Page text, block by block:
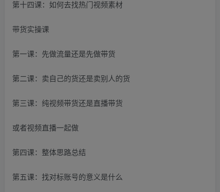
第十四课：如何去找热门视频素材
带货实操课
第一课：先做流量还是先做带货
第二课：卖自己的货还是卖别人的货
第三课：纯视频带货还是直播带货
或者视频直播一起做
第四课：整体思路总结
第五课：找对标账号的意义是什么